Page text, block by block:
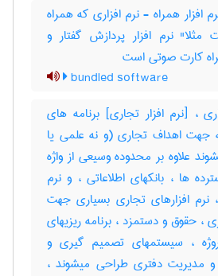
افزار همراه - نرم افزاری که همراه
نرم افزار پردازش گفتار و
کارت صوتی است
bundled software
، [نرم افزار تجاری] برنامه های
جهت اهداف تجاری (و نه علمی یا
علاوه بر محدوده وسیعی از واژه
ها ، بانکهای اطلاعاتی ، و نرم
، نرم افزارهای تجاری بسیاری جهت
، حقوق و دستمزد ، برنامه ریزیهای
، سیستمهای تصمیم گیری و
و مدیریت دفتری طراحی میشوند ،